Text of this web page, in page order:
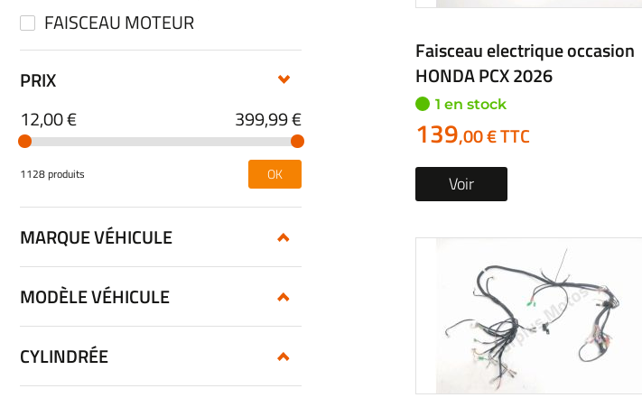
Faisceau electrique occasion
HONDA PCX 2026
1 en stock
139,00 € TTC
Voir
FAISCEAU MOTEUR
PRIX
12,00 €
399,99 €
1128 produits OK
MARQUE VÉHICULE
MODÈLE VÉHICULE
CYLINDRÉE